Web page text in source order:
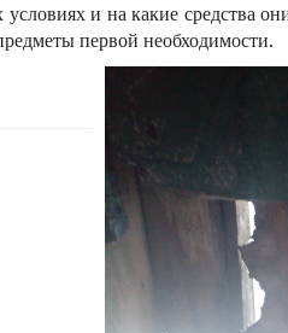
и на какие средства
первой необходимости.